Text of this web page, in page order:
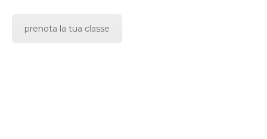
prenota la tua classe